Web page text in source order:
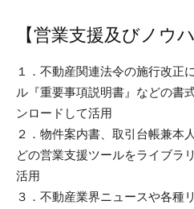
【営業支援及びノウ
１．不動産関連法令の施行改正
ル『重要事項説明書』などの
ンロードして活用
２．物件案内書、取引台帳兼本
どの営業支援ツールをライブ
活用
３．不動産業界ニュースや各種